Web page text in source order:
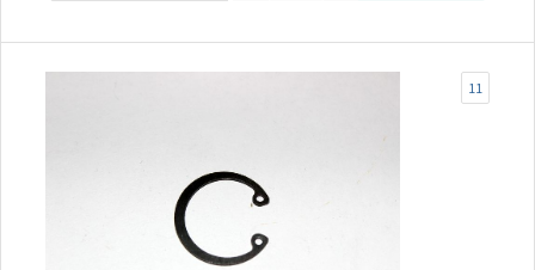
11